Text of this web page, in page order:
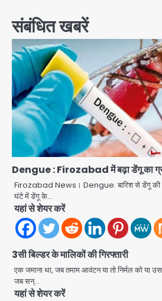
संबंधित खबरें
Dengue : Firozabad में बढ़ा डेंगू का
Firozabad News। Dengue: बारिश से डेंगू की
घंटे में डेंगू के…
यहां से शेयर करें
3सी बिल्डर के मालिकों की गिरफ्तारी
एक जमाना था, जब तमाम आवंटन या तो निर्मल को या
जब सन्…
यहां से शेयर करें
2
Student
पुलिस से भिड़े, आंसू